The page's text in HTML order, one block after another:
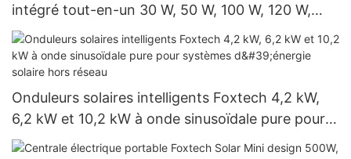
intégré tout-en-un 30 W, 50 W, 100 W, 120 W,
IP66, pour extérieur.
Onduleurs solaires intelligents Foxtech 4,2 kW,
6,2 kW et 10,2 kW à onde sinusoïdale pure pour
systèmes d'énergie solaire hors réseau